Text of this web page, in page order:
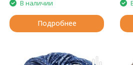
В наличии
Подробнее